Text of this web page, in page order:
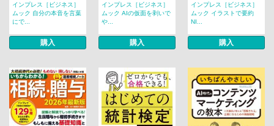
インプレス［ビジネス］
ムック 自分の本音を言葉
にで...
購入
インプレス［ビジネス］
ムック AIの仮面を剥いで
や...
購入
インプレス［ビジネス］
ムック イラストで要約
NI...
購入